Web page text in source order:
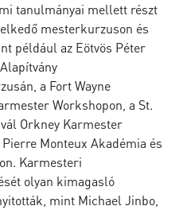
tanulmányai mellett részt
mesterkurzuson és
például az Eötvös Péter
a Fort Wayne
Workshopon, a St.
Orkney Karmester
Monteux Akadémia és
Karmesteri
olyan kimagasló
mint Michael Jinbo,